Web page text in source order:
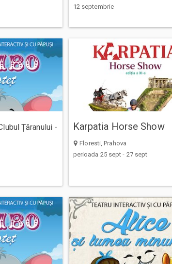
12 septembrie
Țăranului -
Karpatia Horse Show
Floresti, Prahova
perioada 25 sept - 27 sept